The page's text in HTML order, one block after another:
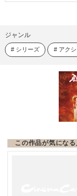
ジャンル
シリーズ アク
この作品が気にな